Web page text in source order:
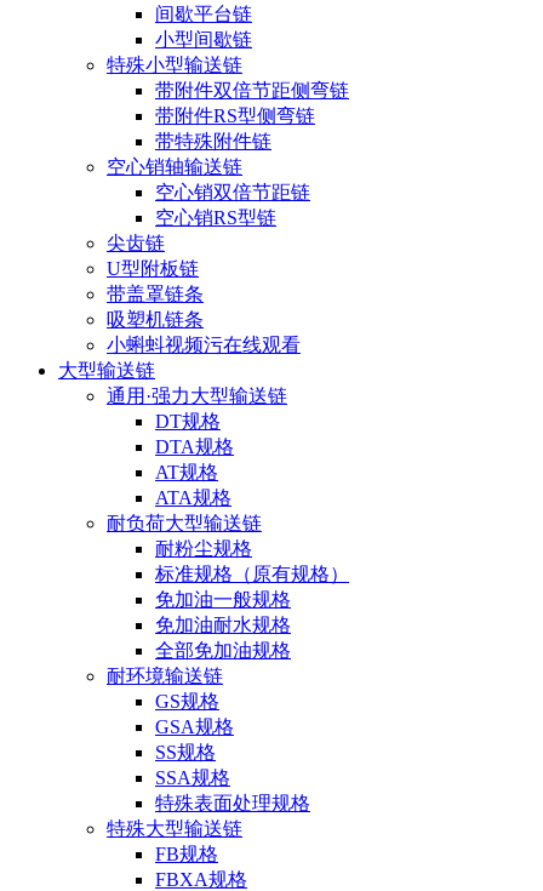
间歇平台链
小型间歇链
特殊小型输送链
带附件双倍节距侧弯链
带附件RS型侧弯链
带特殊附件链
空心销轴输送链
空心销双倍节距链
空心销RS型链
尖齿链
U型附板链
带盖罩链条
吸塑机链条
小蝌蚪视频污在线观看
大型输送链
通用·强力大型输送链
DT规格
DTA规格
AT规格
ATA规格
耐负荷大型输送链
耐粉尘规格
标准规格（原有规格）
免加油一般规格
免加油耐水规格
全部免加油规格
耐环境输送链
GS规格
GSA规格
SS规格
SSA规格
特殊表面处理规格
特殊大型输送链
FB规格
FBXA规格